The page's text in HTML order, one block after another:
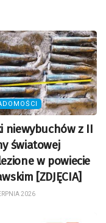
niewybuchów z II
światowej
w powiecie
[ZDJĘCIA]
2026